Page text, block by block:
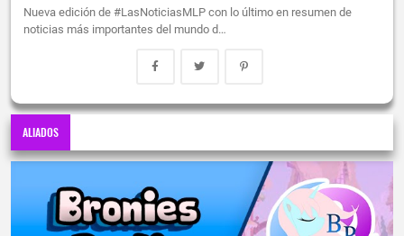
Nueva edición de #LasNoticiasMLP con lo último en resumen de
noticias más importantes del mundo d…
ALIADOS